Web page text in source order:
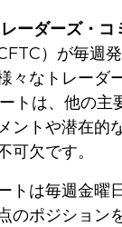
ーダーズ・コ
）が毎週
々なトレーダ
トは、他の主
ントや潜在的
可欠です。
トは毎週金曜
のポジション